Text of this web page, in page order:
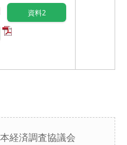
資料2
経済調査協議会